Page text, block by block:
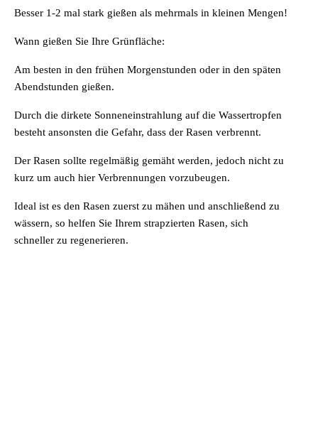
Besser 1-2 mal stark gießen als mehrmals in kleinen Mengen!
Wann gießen Sie Ihre Grünfläche:
Am besten in den frühen Morgenstunden oder in den späten
Abendstunden gießen.
Durch die dirkete Sonneneinstrahlung auf die Wassertropfen
besteht ansonsten die Gefahr, dass der Rasen verbrennt.
Der Rasen sollte regelmäßig gemäht werden, jedoch nicht zu
kurz um auch hier Verbrennungen vorzubeugen.
Ideal ist es den Rasen zuerst zu mähen und anschließend zu
wässern, so helfen Sie Ihrem strapzierten Rasen, sich
schneller zu regenerieren.